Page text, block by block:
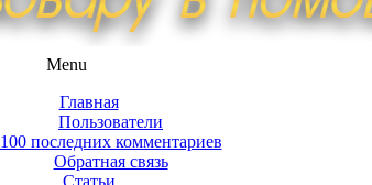
Menu
Главная
Пользователи
100 последних комментариев
Обратная связь
Статьи